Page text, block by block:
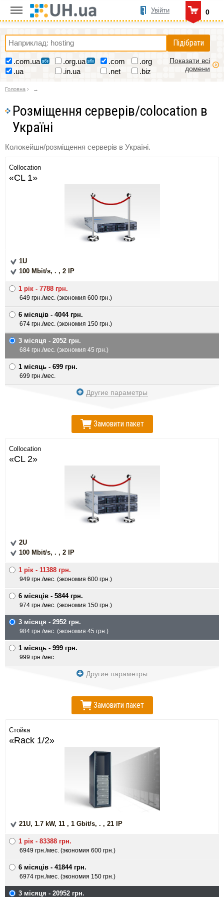
0
Увійти
Підібрати
.com.ua .org.ua .com
.org
.ua
.in.ua .net .biz
Показати всі
домени
Головна ›
Розміщення серверів/colocation в
Україні
Колокейшн/розміщення серверів в Україні.
Collocation
«CL 1»
1U
100 Mbit/s, . , 2 IP
1 рiк - 7788 грн.
649 грн./мес. (экономия 600 грн.)
6 мiсяцiв - 4044 грн.
674 грн./мес. (экономия 150 грн.)
3 мiсяця - 2052 грн.
684 грн./мес. (экономия 45 грн.)
1 мiсяць - 699 грн.
699 грн./мес.
Другие параметры
Замовити пакет
Collocation
«CL 2»
2U
100 Mbit/s, . , 2 IP
1 рiк - 11388 грн.
949 грн./мес. (экономия 600 грн.)
6 мiсяцiв - 5844 грн.
974 грн./мес. (экономия 150 грн.)
3 мiсяця - 2952 грн.
984 грн./мес. (экономия 45 грн.)
1 мiсяць - 999 грн.
999 грн./мес.
Другие параметры
Замовити пакет
Стойка
«Rack 1/2»
21U, 1.7 kW, 11 , 1 Gbit/s, . , 21 IP
1 рiк - 83388 грн.
6949 грн./мес. (экономия 600 грн.)
6 мiсяцiв - 41844 грн.
6974 грн./мес. (экономия 150 грн.)
3 мiсяця - 20952 грн.